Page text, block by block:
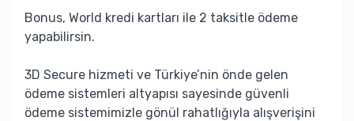
Bonus, World kredi kartları ile 2 taksitle ödeme
yapabilirsin.
3D Secure hizmeti ve Türkiye’nin önde gelen
ödeme sistemleri altyapısı sayesinde güvenli
ödeme sistemimizle gönül rahatlığıyla alışverişini